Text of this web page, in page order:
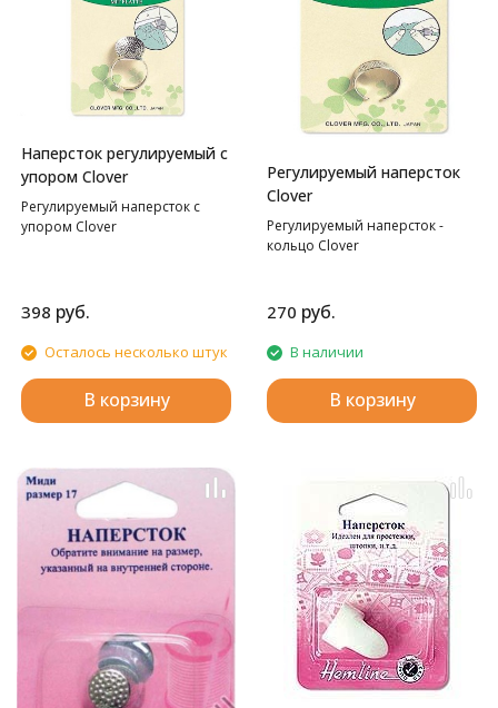
Наперсток регулируемый с
упором Clover
Регулируемый наперсток с
упором Clover
398 руб.
Осталось несколько штук
В корзину
Регулируемый наперсток
Clover
Регулируемый наперсток -
кольцо Clover
270 руб.
В наличии
В корзину